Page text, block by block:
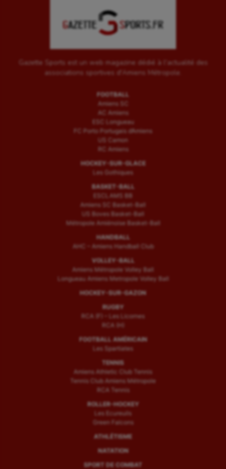
Gazette Sports est un web magazine dédié à l'actualité des
associations sportives d'Amiens Métropole.
FOOTBALL
Amiens SC
AC Amiens
ESC Longueau
FC Porto Portugais d’Amiens
US Camon
RC Amiens
HOCKEY-SUR-GLACE
Les Gothiques
BASKET-BALL
ESCLAMS BB
Amiens SC Basket-Ball
US Boves Basket-Ball
Métropole Amiénoise Basket-Ball
HANDBALL
AHC – Amiens Handball Club
VOLLEY-BALL
Amiens Métropole Volley Ball
Longueau Amiens Metropole Volley Ball
HOCKEY-SUR-GAZON
RUGBY
RCA (F) – Les Licornes
RCA (H)
FOOTBALL AMÉRICAIN
Les Spartiates
TENNIS
Amiens Athletic Club Tennis
Tennis Club Amiens Métropole
RCA Tennis
ROLLER-HOCKEY
Les Ecureuils
Green Falcons
ATHLÉTISME
NATATION
SPORT DE COMBAT